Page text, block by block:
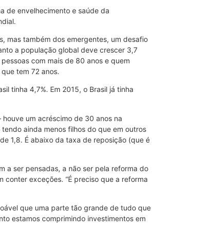
de envelhecimento e saúde da
mas também dos emergentes, um desafio
a população global deve crescer 3,7
com mais de 80 anos e quem
tem 72 anos.
tinha 4,7%. Em 2015, o Brasil já tinha
um acréscimo de 30 anos na
ainda menos filhos do que em outros
1,8. É abaixo da taxa de reposição (que é
a ser pensadas, a não ser pela reforma do
exceções. “É preciso que a reforma
que uma parte tão grande de tudo que
estamos comprimindo investimentos em